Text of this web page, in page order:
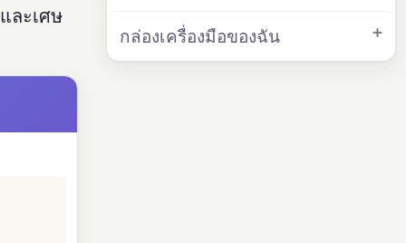
ละเศษ
กล่องเครื่องมือของฉัน